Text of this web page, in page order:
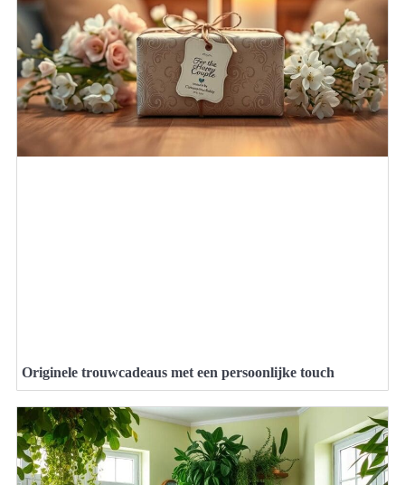
Originele trouwcadeaus met een persoonlijke touch